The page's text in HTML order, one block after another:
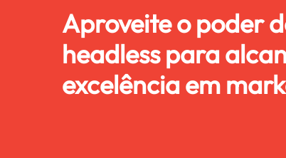
Aproveite o poder
headless para
excelência em